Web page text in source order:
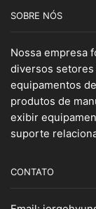
SOBRE NÓS
Nossa empresa
diversos setores
equipamentos
produtos de
exibir
suporte
CONTATO